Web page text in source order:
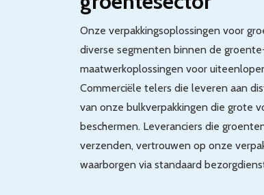
Onze verpakkingsoplossingen voor
diverse segmenten binnen de
maatwerkoplossingen voor
Commerciële telers die leveren aan
van onze bulkverpakkingen die grote
beschermen. Leveranciers die
verzenden, vertrouwen op onze
waarborgen via standaard